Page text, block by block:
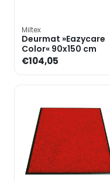
Miltex
Deurmat »Eazycare
Color« 90x150 cm
€104,05